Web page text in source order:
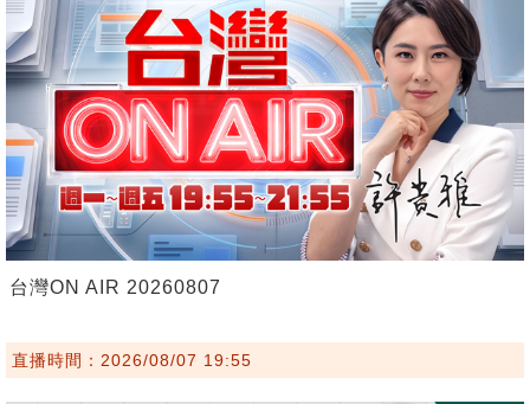
台灣ON AIR 20260807
直播時間：2026/08/07 19:55